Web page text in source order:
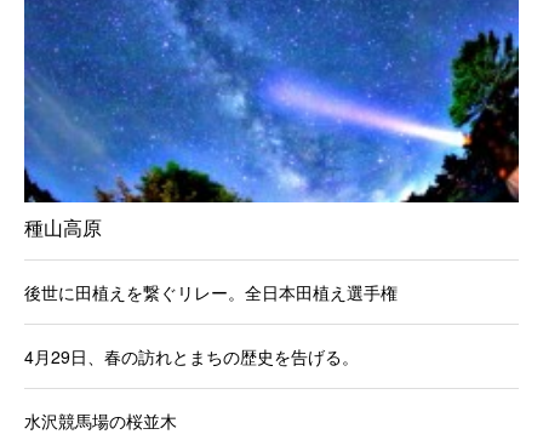
種山高原
後世に田植えを繋ぐリレー。全日本田植え選手権
4月29日、春の訪れとまちの歴史を告げる。
水沢競馬場の桜並木